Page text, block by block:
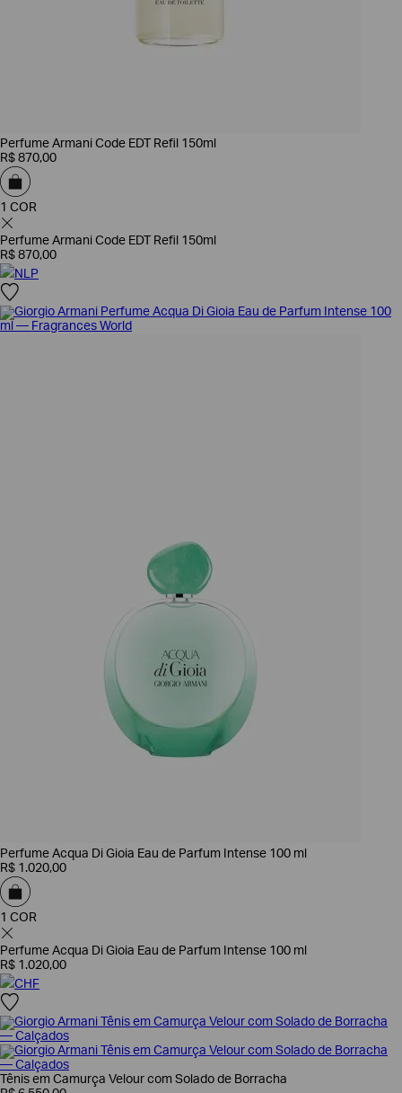
Perfume Armani Code EDT Refil 150ml
R$ 870,00
1 COR
Perfume Armani Code EDT Refil 150ml
R$ 870,00
NLP
Perfume Acqua Di Gioia Eau de Parfum Intense 100 ml
R$ 1 .020,00
1 COR
Perfume Acqua Di Gioia Eau de Parfum Intense 100 ml
R$ 1 .020,00
CHF
Tênis em Camurça Velour com Solado de Borracha